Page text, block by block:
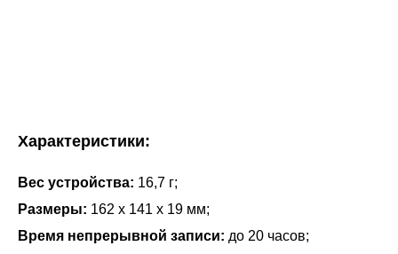
Характеристики:
Вес устройства: 16,7 г;
Размеры: 162 x 141 x 19 мм;
Время непрерывной записи: до 20 часов;